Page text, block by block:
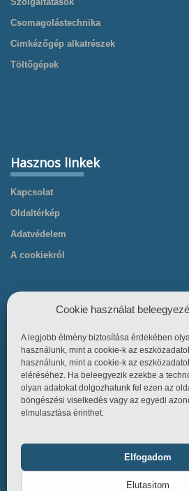
Csomagolástechnika
Cimkézőgép alkatrészek
Töltőgépek
Hasznos linkek
Kapcsolat
Oldaltérkép
Adatvédelem
A cookiekról
Hasznos linkek
Főoldal
Termékek
Tudástár
Üzletszabályzat
Cookie használat
A legjobb élmény biztosítása érdekében
használunk, mint a cookie-k az
használunk, mint a cookie-k az
eléréséhez. Ha beleegyezik ezekbe a
olyan adatokat dolgozhatunk fel ezen az
böngészési viselkedés vagy az egyedi
elmulasztása érinthet.
Elfogadom
Elutasitom